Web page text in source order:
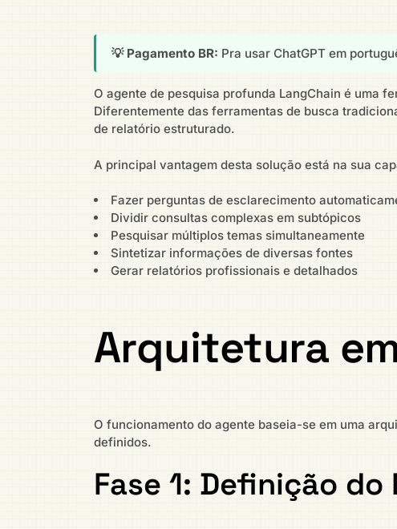
💡 Pagamento BR: Pra usar ChatGPT em
O agente de pesquisa profunda LangChain é uma
Diferentemente das ferramentas de busca
de relatório estruturado.
A principal vantagem desta solução está na sua
Fazer perguntas de esclarecimento
Dividir consultas complexas em subtópicos
Pesquisar múltiplos temas simultaneamente
Sintetizar informações de diversas fontes
Gerar relatórios profissionais e detalhados
Arquitetura
O funcionamento do agente baseia-se em uma
definidos.
Fase 1: Definição